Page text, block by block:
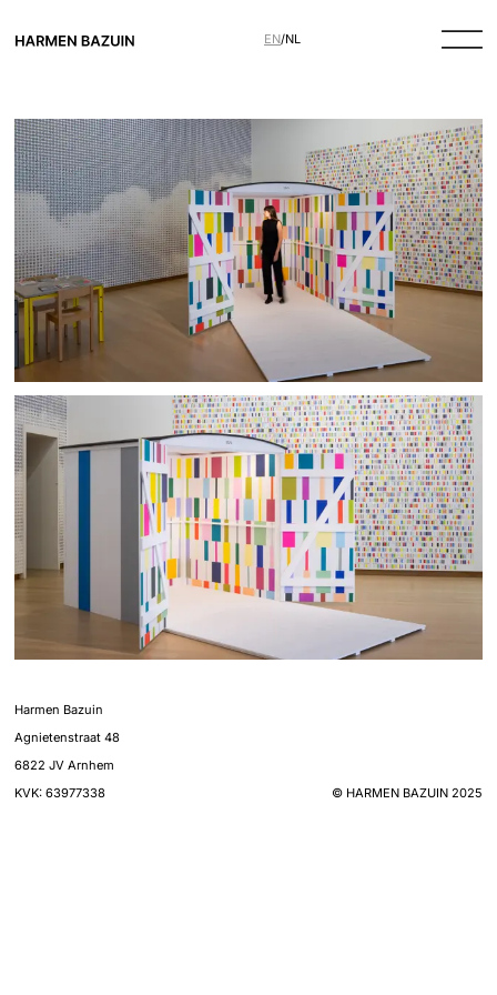
EN/NL
Harmen Bazuin
Agnietenstraat 48
6822 JV Arnhem
KVK: 63977338 © HARMEN BAZUIN 2025